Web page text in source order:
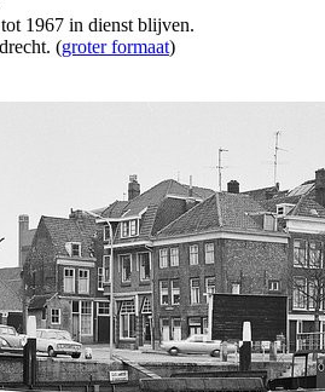
1967 in dienst blijven.
(groter formaat)